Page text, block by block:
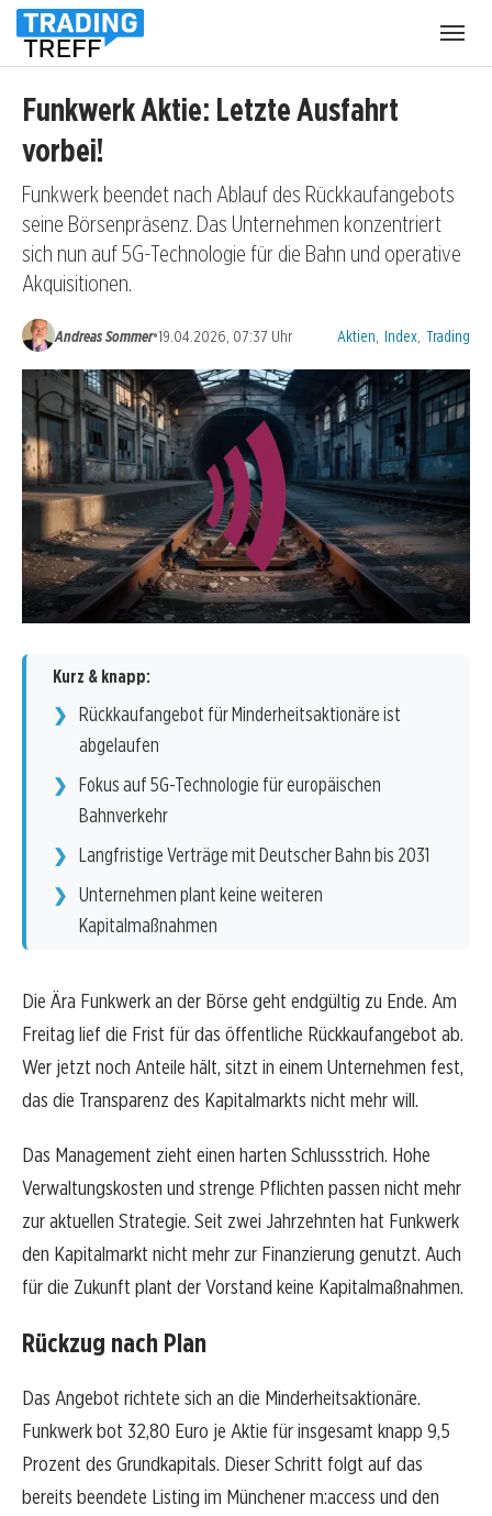
Funkwerk Aktie: Letzte Ausfahrt
vorbei!
Funkwerk beendet nach Ablauf des Rückkaufangebots
seine Börsenpräsenz. Das Unternehmen konzentriert
sich nun auf 5G-Technologie für die Bahn und operative
Akquisitionen.
Andreas Sommer•19.04.2026, 07:37 Uhr Kategorien:
Aktien Index Trading
Kurz & knapp:
Rückkaufangebot für Minderheitsaktionäre ist
abgelaufen
Fokus auf 5G-Technologie für europäischen
Bahnverkehr
Langfristige Verträge mit Deutscher Bahn bis 2031
Unternehmen plant keine weiteren
Kapitalmaßnahmen
Die Ära Funkwerk an der Börse geht endgültig zu Ende. Am
Freitag lief die Frist für das öffentliche Rückkaufangebot ab.
Wer jetzt noch Anteile hält, sitzt in einem Unternehmen fest,
das die Transparenz des Kapitalmarkts nicht mehr will.
Das Management zieht einen harten Schlussstrich. Hohe
Verwaltungskosten und strenge Pflichten passen nicht mehr
zur aktuellen Strategie. Seit zwei Jahrzehnten hat Funkwerk
den Kapitalmarkt nicht mehr zur Finanzierung genutzt. Auch
für die Zukunft plant der Vorstand keine Kapitalmaßnahmen.
Rückzug nach Plan
Das Angebot richtete sich an die Minderheitsaktionäre.
Funkwerk bot 32,80 Euro je Aktie für insgesamt knapp 9,5
Prozent des Grundkapitals. Dieser Schritt folgt auf das
bereits beendete Listing im Münchener m:access und den